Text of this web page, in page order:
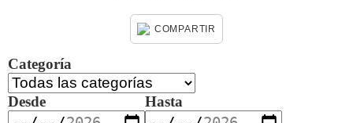
COMPARTIR
Categoría
Desde Hasta